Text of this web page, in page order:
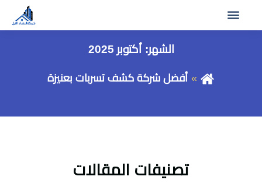
الشهر: أكتوبر 2025
أفضل شركة كشف تسربات بعنيزة
تصنيفات المقالات